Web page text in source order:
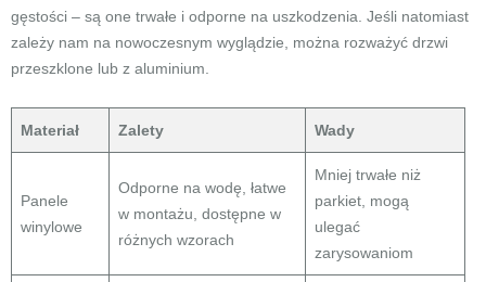
gęstości – są one trwałe i odporne na uszkodzenia. Jeśli natomiast
zależy nam na nowoczesnym wyglądzie, można rozważyć drzwi
przeszklone lub z aluminium.
Materiał Zalety Wady
Panele
winylowe
Odporne na wodę, łatwe
w montażu, dostępne w
różnych wzorach
Mniej trwałe niż
parkiet, mogą
ulegać
zarysowaniom